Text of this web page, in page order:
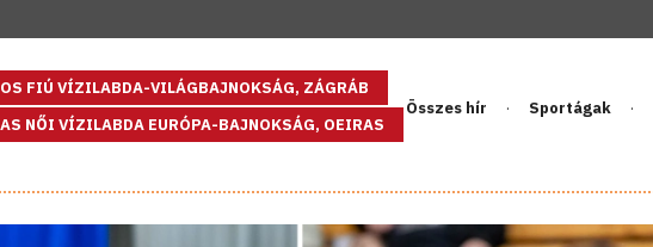
FIÚ VÍZILABDA-VILÁGBAJNOKSÁG, ZÁGRÁB
NŐI VÍZILABDA EURÓPA-BAJNOKSÁG, OEIRAS
Összes hír Sportágak